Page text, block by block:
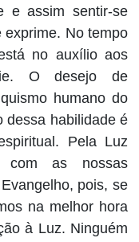
e assim sentir-se
exprime. No tempo
no auxílio aos
O desejo de
humano do
dessa habilidade é
Pela Luz
com as nossas
pois, se
na melhor hora
à Luz. Ninguém